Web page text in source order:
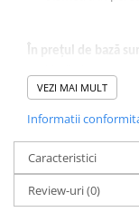
Claxoane Auto si
Goarne si trompete
Benzi si placi
Girofaruri auto si
Goarne / Trompete
Kituri Instalare
Pneumatice
În prețul de bază
suporți pentru
pot configura (6
BONUS instalația
În plus fiecare bara
VEZI MAI MULT
Informatii
Caracteristici
Review-uri(0)